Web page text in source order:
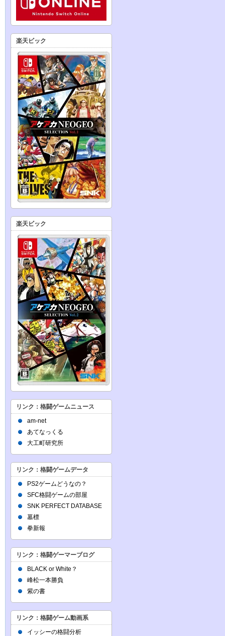
楽天ビック
楽天ビック
リンク：格闘ゲームニュース
am-net
あてなっくる
大工町研究所
リンク：格闘ゲームデータ
PS2ゲームどうなの？
SFC格闘ゲームの部屋
SNK PERFECT DATABASE
墓標
拳新報
リンク：格闘ゲーマーブログ
BLACK or White？
峰松一本勝負
紫の書
リンク：格闘ゲーム動画系
イッシーの格闘分析